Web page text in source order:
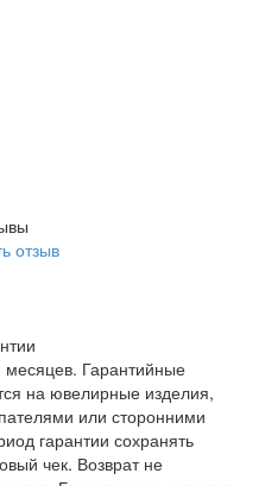
отзыв
Гарантийные
на ювелирные изделия,
или сторонними
гарантии сохранять
чек. Возврат не